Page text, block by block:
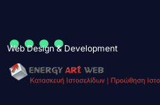
....
Web Design & Development